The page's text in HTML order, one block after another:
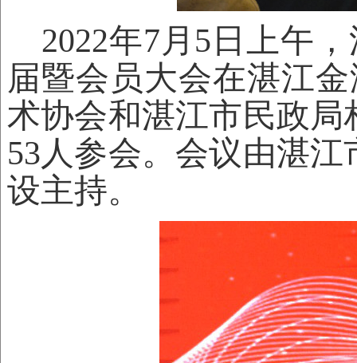
2022年7月5日上午
届暨会员大会在湛江
术协会和湛江市民政局
53人参会。会议由湛
设主持。